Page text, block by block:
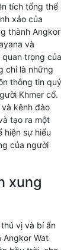
tích tổng thể
xảo của
thành Angkor
và
trọng của
chỉ là những
thông tin quý
Khmer cổ.
kênh đào
tạo ra một
hiện sự hiểu
của người
xung
vị và bí ẩn
Angkor Wat